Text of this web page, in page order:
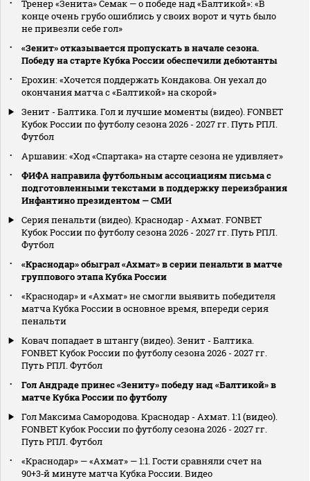
Тренер «Зенита» Семак — о победе над «Балтикой»: «В
конце очень грубо ошиблись у своих ворот и чуть было
не привезли себе гол»
«Зенит» отказывается пропускать в начале сезона.
Победу на старте Кубка России обеспечили дебютанты
Ерохин: «Хочется поддержать Кондакова. Он уехал до
окончания матча с «Балтикой» на скорой»
Зенит - Балтика. Гол и лучшие моменты (видео). FONBET
Кубок России по футболу сезона 2026 - 2027 гг. Путь РПЛ.
Футбол
Аршавин: «Ход «Спартака» на старте сезона не удивляет»
ФИФА направила футбольным ассоциациям письма с
подготовленными текстами в поддержку переизбрания
Инфантино президентом — СМИ
Серия пенальти (видео). Краснодар - Ахмат. FONBET
Кубок России по футболу сезона 2026 - 2027 гг. Путь РПЛ.
Футбол
«Краснодар» обыграл «Ахмат» в серии пенальти в матче
группового этапа Кубка России
«Краснодар» и «Ахмат» не смогли выявить победителя
матча Кубка России в основное время, впереди серия
пенальти
Ковач попадает в штангу (видео). Зенит - Балтика.
FONBET Кубок России по футболу сезона 2026 - 2027 гг.
Путь РПЛ. Футбол
Гол Андраде принес «Зениту» победу над «Балтикой» в
матче Кубка России по футболу
Гол Максима Самородова. Краснодар - Ахмат. 1:1 (видео).
FONBET Кубок России по футболу сезона 2026 - 2027 гг.
Путь РПЛ. Футбол
«Краснодар» — «Ахмат» — 1:1. Гости сравняли счет на
90+3‑й минуте матча Кубка России. Видео